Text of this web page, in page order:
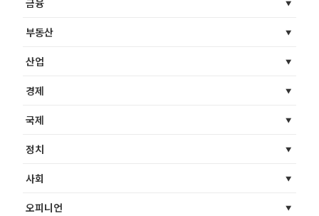
금융
부동산
산업
경제
국제
정치
사회
오피니언